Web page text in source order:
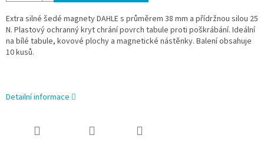
Extra silné šedé magnety DAHLE s průměrem 38 mm a přídržnou silou 25
N. Plastový ochranný kryt chrání povrch tabule proti poškrábání. Ideální
na bílé tabule, kovové plochy a magnetické nástěnky. Balení obsahuje
10 kusů.
Detailní informace